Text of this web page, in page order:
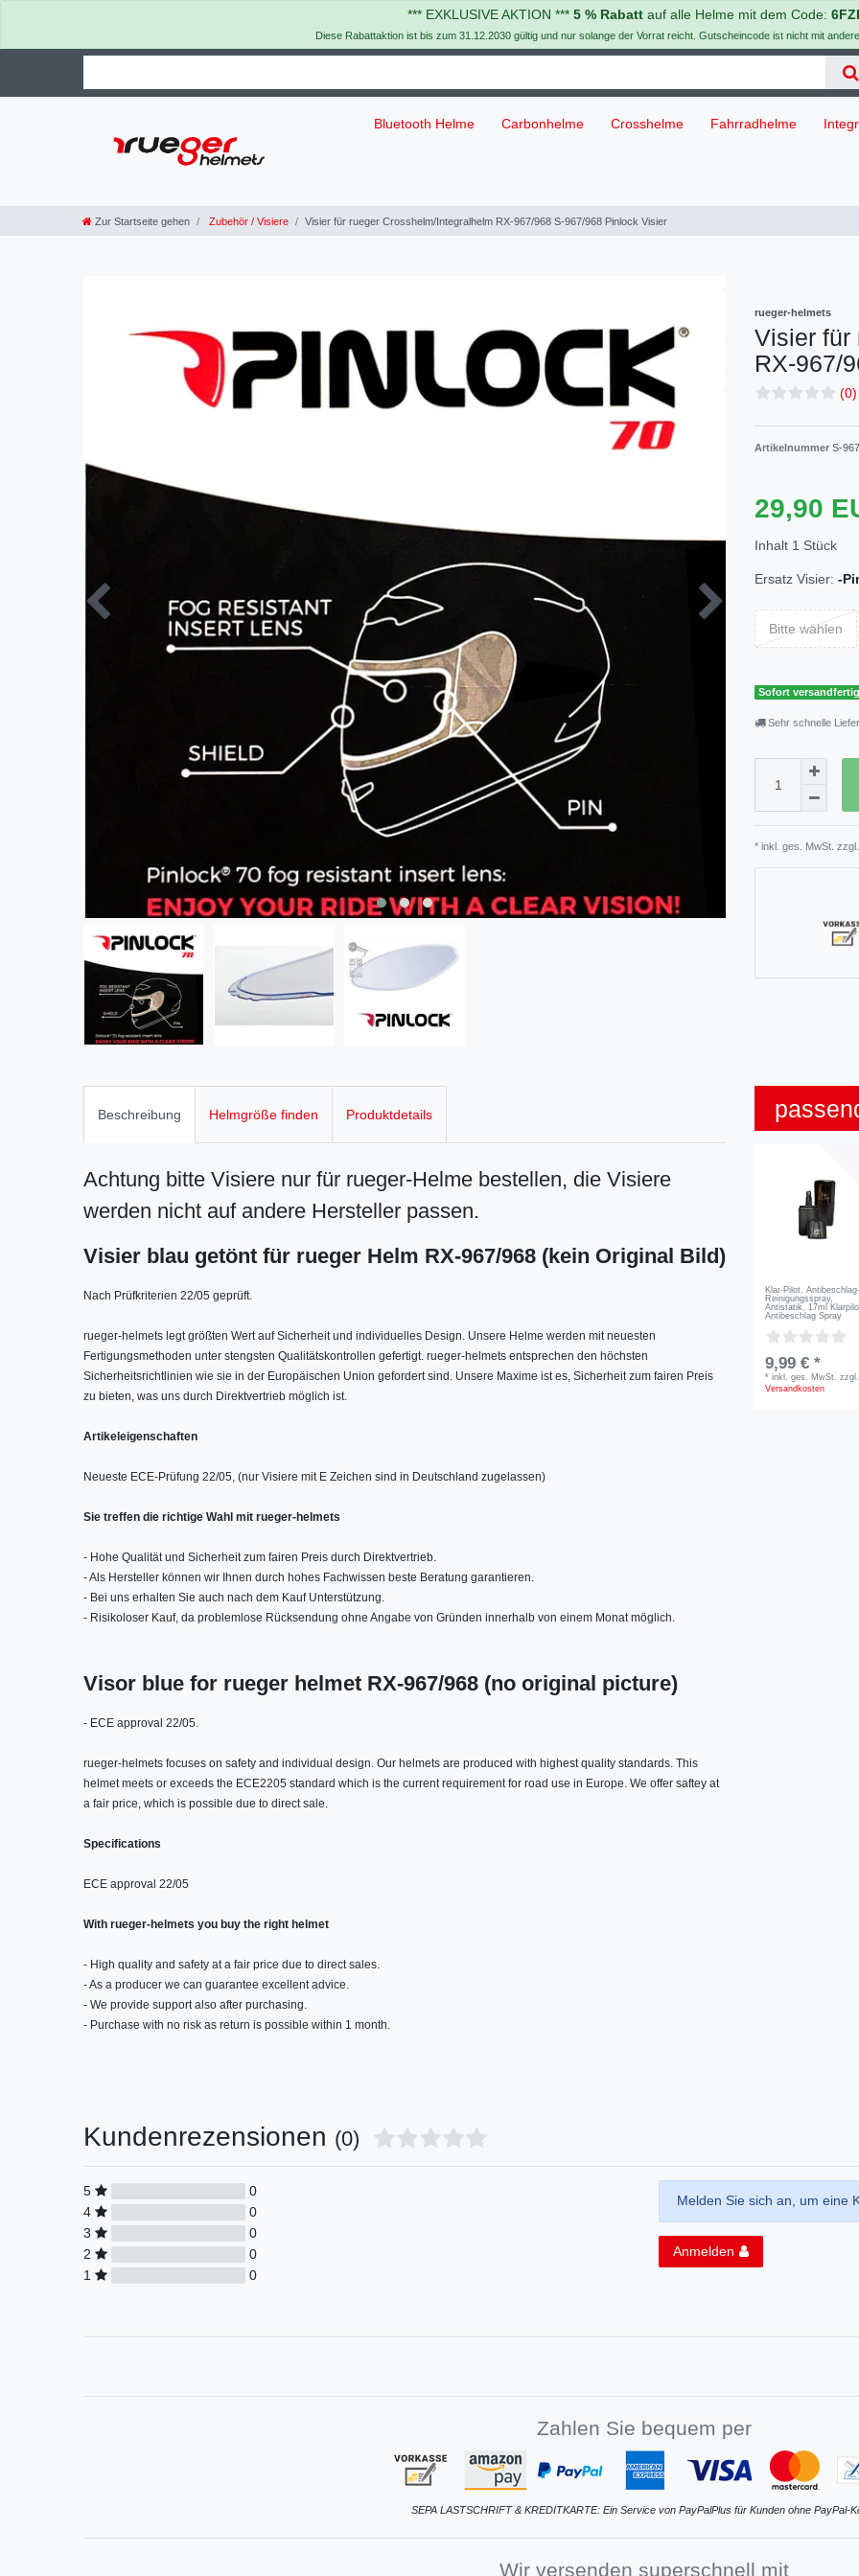
*** EXKLUSIVE AKTION *** 5 % Rabattauf alle Helme mit dem Code:
Diese Rabattaktion ist bis zum 31.12.2030 gültig und nur solange der Vorrat reicht. Gutscheincode ist nicht mit
Bluetooth Helme Carbonhelme Crosshelme Fahrradhelme
Zur Startseite gehen Zubehör / Visiere Visier für rueger Crosshelm/Integralhelm RX-967/968 S-967/968 Pinlock Visier
rueger-helmets
Visier für
RX-967/
(0)
Artikelnummer S-
29,90
Inhalt 1 Stück
Ersatz Visier: -
Bitte wählen
Sofort
Sehr schnelle
* inkl. ges. MwSt. zzgl.
Beschreibung Helmgröße finden Produktdetails
Achtung bitte Visiere nur für rueger-Helme bestellen, die Visiere
werden nicht auf andere Hersteller passen.
Visier blau getönt für rueger Helm RX-967/968 (kein Original Bild)
Nach Prüfkriterien 22/05 geprüft.
rueger-helmets legt größten Wert auf Sicherheit und individuelles Design. Unsere Helme werden mit neuesten
Fertigungsmethoden unter stengsten Qualitätskontrollen gefertigt. rueger-helmets entsprechen den höchsten
Sicherheitsrichtlinien wie sie in der Europäischen Union gefordert sind. Unsere Maxime ist es, Sicherheit zum fairen Preis
zu bieten, was uns durch Direktvertrieb möglich ist.
Artikeleigenschaften
Neueste ECE-Prüfung 22/05, (nur Visiere mit E Zeichen sind in Deutschland zugelassen)
Sie treffen die richtige Wahl mit rueger-helmets
- Hohe Qualität und Sicherheit zum fairen Preis durch Direktvertrieb.
- Als Hersteller können wir Ihnen durch hohes Fachwissen beste Beratung garantieren.
- Bei uns erhalten Sie auch nach dem Kauf Unterstützung.
- Risikoloser Kauf, da problemlose Rücksendung ohne Angabe von Gründen innerhalb von einem Monat möglich.
Visor blue for rueger helmet RX-967/968 (no original picture)
- ECE approval 22/05.
rueger-helmets focuses on safety and individual design. Our helmets are produced with highest quality standards. This
helmet meets or exceeds the ECE2205 standard which is the current requirement for road use in Europe. We offer saftey at
a fair price, which is possible due to direct sale.
Specifications
ECE approval 22/05
With rueger-helmets you buy the right helmet
- High quality and safety at a fair price due to direct sales.
- As a producer we can guarantee excellent advice.
- We provide support also after purchasing.
- Purchase with no risk as return is possible within 1 month.
Klar-Pilot,
Reinigungsspray,
Antistatik, 17ml
Antibeschlag Spray
9,99 € *
*inkl. ges. MwSt. zzgl.
Versandkosten
Kundenrezensionen (0)
5
0
4
0
3
0
2
0
1
0
Melden Sie sich an, um eine
Anmelden
Zahlen Sie bequem per
SEPA LASTSCHRIFT & KREDITKARTE: Ein Service von PayPalPlus für Kunden ohne PayPal-
Wir versenden superschnell mit